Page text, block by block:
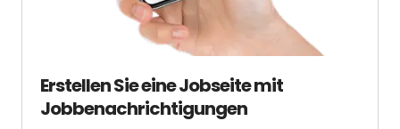
Erstellen Sie eine Jobseite mit
Jobbenachrichtigungen